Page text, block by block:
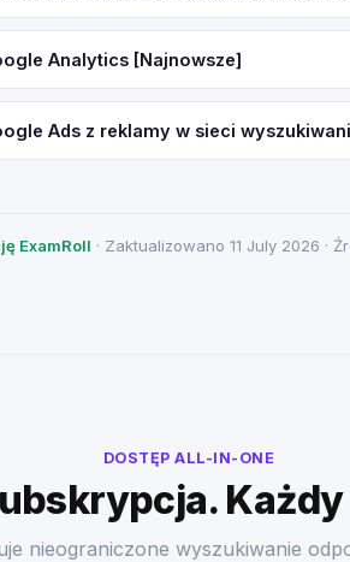
Analytics [Najnowsze]
Ads z reklamy w sieci
ExamRoll · Zaktualizowano 11 July 2026 ·
DOSTĘP ALL-IN-ONE
nieograniczone wyszukiwanie